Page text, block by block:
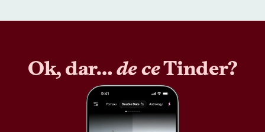
Ok, dar…de ceTinder?